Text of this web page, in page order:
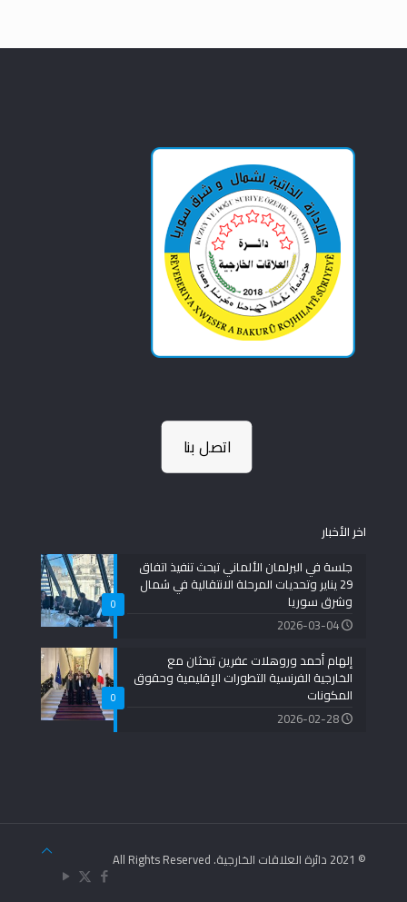
اتصل بنا
اخر الأخبار
0
جلسة في البرلمان الألماني تبحث تنفيذ اتفاق
29 يناير وتحديات المرحلة الانتقالية في شمال
وشرق سوريا
2026-03-04
0
إلهام أحمد وروهلات عفرين تبحثان مع
الخارجية الفرنسية التطورات الإقليمية وحقوق
المكونات
2026-02-28
© 2021 دائرة العلاقات الخارجية. All Rights Reserved